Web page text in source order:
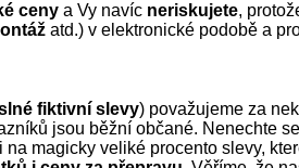
ceny a Vy navíc neriskujete,
atd.) v elektronické podobě a
fiktivní slevy) považujeme za
jsou běžní občané. Nenechte
magicky veliké procento slevy,